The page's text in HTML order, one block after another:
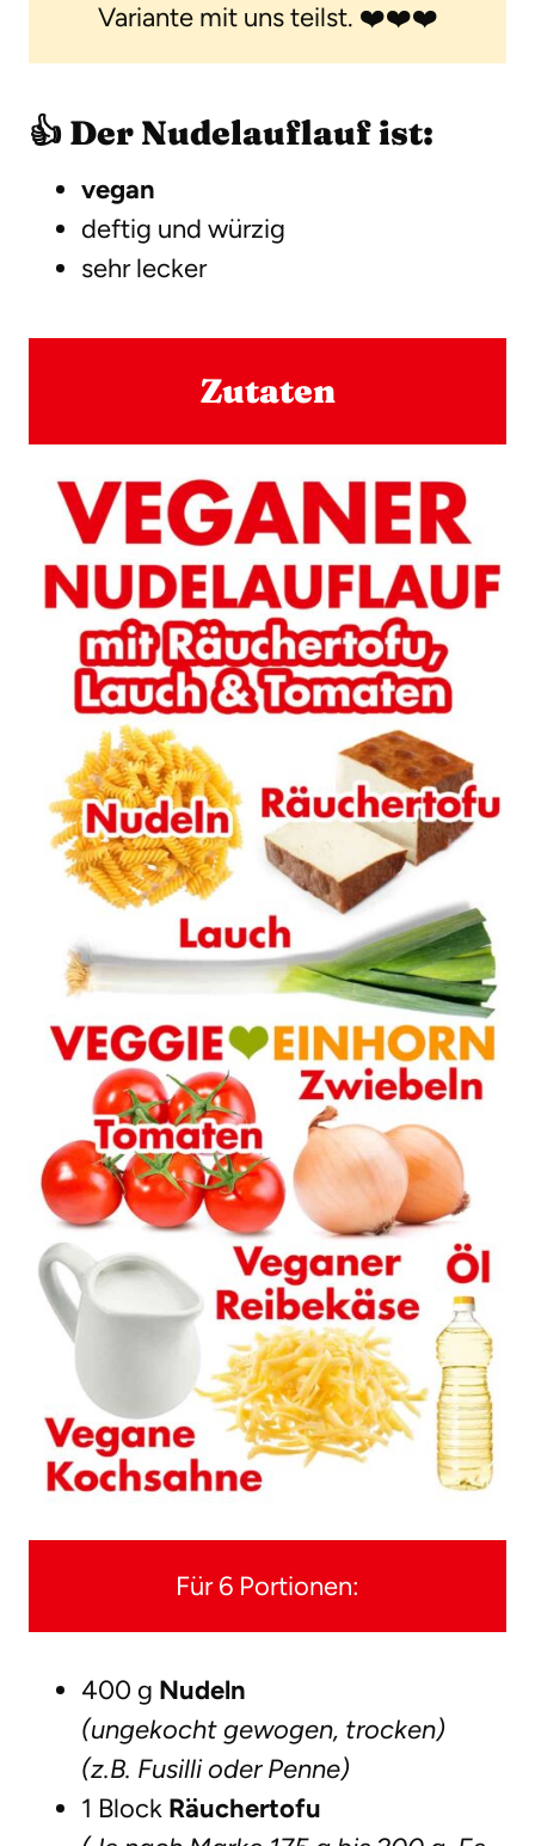
Variante mit uns teilst. ❤️❤️❤️
👍 Der Nudelauflauf ist:
vegan
deftig und würzig
sehr lecker
Zutaten
Für 6 Portionen:
400 g Nudeln
(ungekocht gewogen, trocken)
(z.B. Fusilli oder Penne)
1 Block Räuchertofu